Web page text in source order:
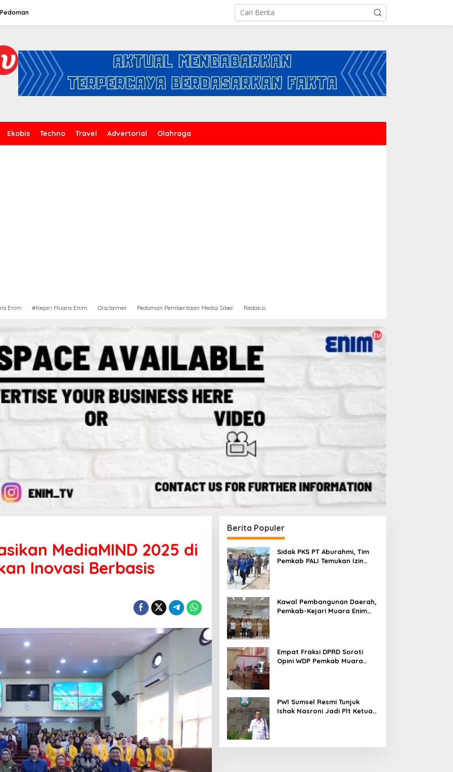
Pedoman
Ekobis Techno Travel Advertorial Olahraga
Enim #Kejari Muara Enim Disclaimer Pedoman Pemberitaan Media Siber Redaksi
MediaMIND 2025 di
Inovasi Berbasis
Berita Populer
Sidak PKS PT Aburahmi, Tim
Pemkab PALI Temukan Izin
Kawal Pembangunan Daerah,
Pemkab-Kejari Muara Enim
Empat Fraksi DPRD Soroti
Opini WDP Pemkab Muara
PWI Sumsel Resmi Tunjuk
Ishak Nasroni Jadi Plt Ketua